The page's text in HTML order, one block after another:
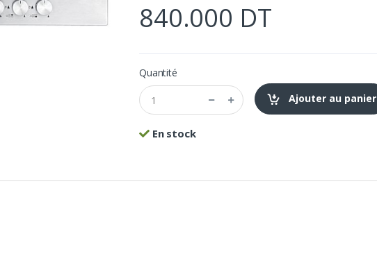
840.000 DT
Quantité
Ajouter au panier
En stock